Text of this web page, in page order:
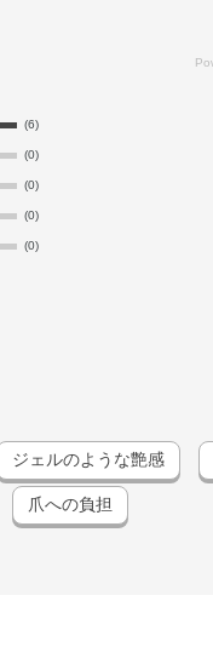
(6)
(0)
(0)
(0)
(0)
ジェルのような艶感
爪への負担